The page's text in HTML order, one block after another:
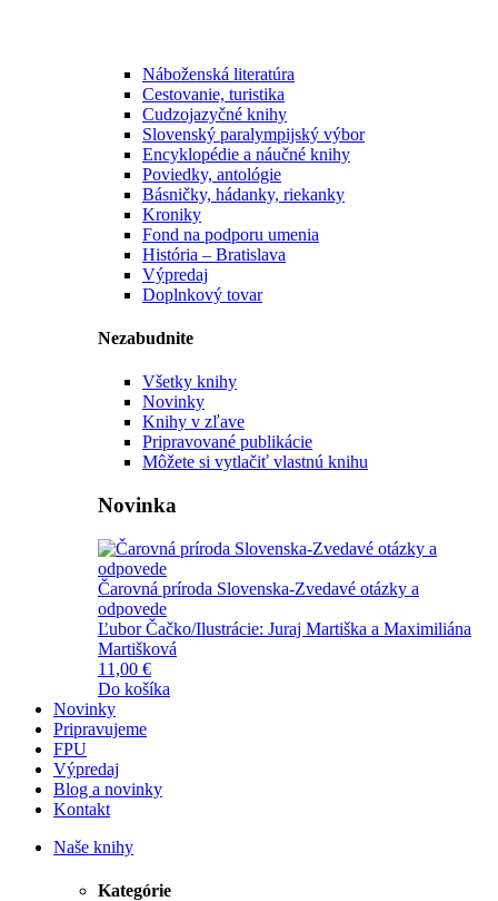
Náboženská literatúra
Cestovanie, turistika
Cudzojazyčné knihy
Slovenský paralympijský výbor
Encyklopédie a náučné knihy
Poviedky, antológie
Básničky, hádanky, riekanky
Kroniky
Fond na podporu umenia
História – Bratislava
Výpredaj
Doplnkový tovar
Nezabudnite
Všetky knihy
Novinky
Knihy v zľave
Pripravované publikácie
Môžete si vytlačiť vlastnú knihu
Novinka
Čarovná príroda Slovenska-Zvedavé otázky a
odpovede
Ľubor Čačko/Ilustrácie: Juraj Martiška a Maximiliána
Martišková
11,00 €
Do košíka
Novinky
Pripravujeme
FPU
Výpredaj
Blog a novinky
Kontakt
Naše knihy
Kategórie